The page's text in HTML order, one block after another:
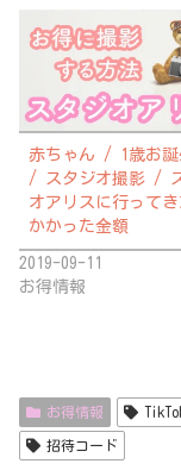
赤ちゃん / 1歳お誕
/ スタジオ撮影 /
オアリスに行って
かかった金額
2019-09-11
お得情報
お得情報
招待コード